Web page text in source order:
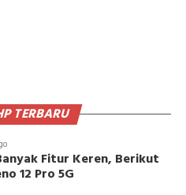
TERBARU
Fitur Keren, Berikut
12 Pro 5G